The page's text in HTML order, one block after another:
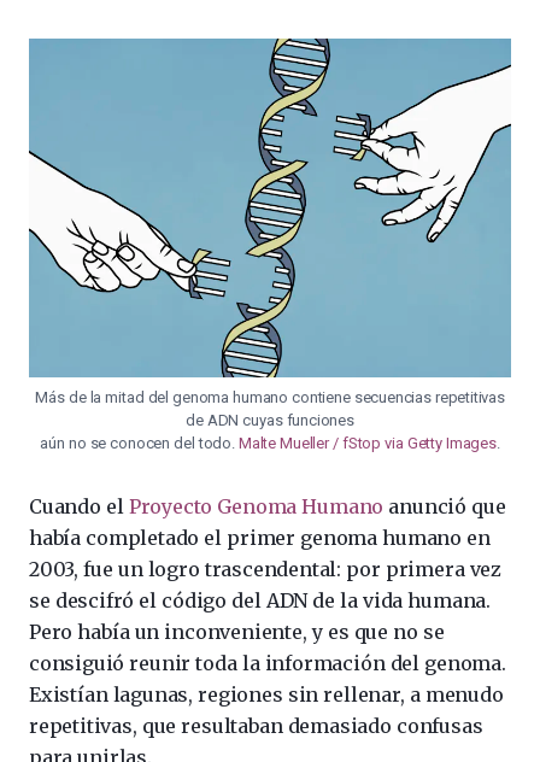
Más de la mitad del genoma humano contiene secuencias repetitivas
de ADN cuyas funciones
aún no se conocen del todo.Malte Mueller / fStop via Getty Images.
Cuando el Proyecto Genoma Humano anunció que
había completado el primer genoma humano en
2003, fue un logro trascendental: por primera vez
se descifró el código del ADN de la vida humana.
Pero había un inconveniente, y es que no se
consiguió reunir toda la información del genoma.
Existían lagunas, regiones sin rellenar, a menudo
repetitivas, que resultaban demasiado confusas
para unirlas.